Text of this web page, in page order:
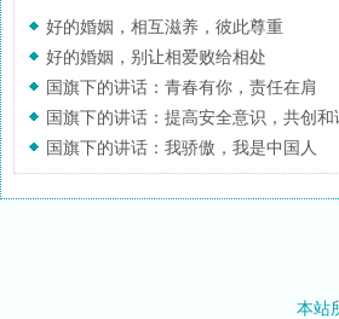
好的婚姻，相互滋养，彼此尊重
好的婚姻，别让相爱败给相处
国旗下的讲话：青春有你，责任在肩
国旗下的讲话：提高安全意识，共创和
校园
国旗下的讲话：我骄傲，我是中国人
本站